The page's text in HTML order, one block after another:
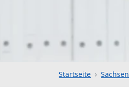
Startseite Sachsen